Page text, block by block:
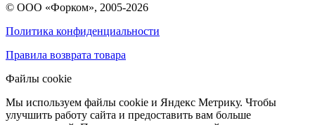
© ООО «Форком», 2005-2026
Политика конфиденциальности
Правила возврата товара
Файлы cookie
Мы используем файлы cookie и Яндекс Метрику. Чтобы
улучшить работу сайта и предоставить вам больше